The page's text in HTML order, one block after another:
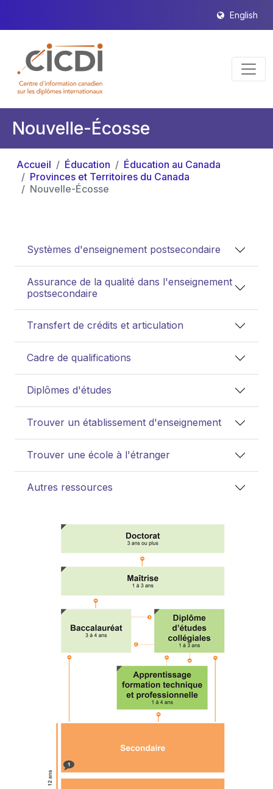
English
Nouvelle-Écosse
Accueil Éducation
Éducation au Canada
Provinces et Territoires du Canada
Nouvelle-Écosse
Systèmes d'enseignement postsecondaire
Assurance de la qualité dans l'enseignement
postsecondaire
Transfert de crédits et articulation
Cadre de qualifications
Diplômes d'études
Trouver un établissement d'enseignement
Trouver une école à l'étranger
Autres ressources